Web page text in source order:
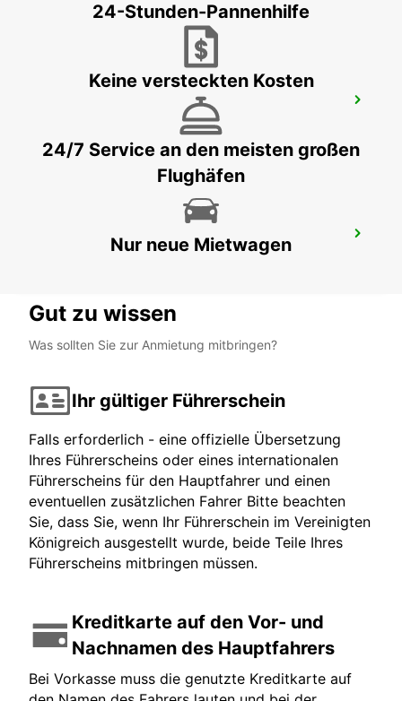
24-Stunden-Pannenhilfe
Keine versteckten Kosten
24/7 Service an den meisten großen
Flughäfen
Nur neue Mietwagen
Gut zu wissen
Was sollten Sie zur Anmietung mitbringen?
Ihr gültiger Führerschein
Falls erforderlich - eine offizielle Übersetzung
Ihres Führerscheins oder eines internationalen
Führerscheins für den Hauptfahrer und einen
eventuellen zusätzlichen Fahrer Bitte beachten
Sie, dass Sie, wenn Ihr Führerschein im Vereinigten
Königreich ausgestellt wurde, beide Teile Ihres
Führerscheins mitbringen müssen.
Kreditkarte auf den Vor- und
Nachnamen des Hauptfahrers
Bei Vorkasse muss die genutzte Kreditkarte auf